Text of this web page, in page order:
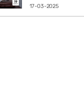
17-03-2025